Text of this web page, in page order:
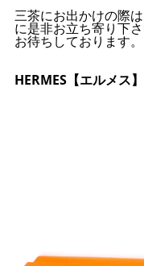
三茶にお出かけの際
に是非お立ち寄り下
お待ちしております。
HERMES【エルメス】